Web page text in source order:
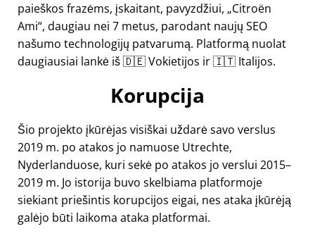
paieškos frazėms, įskaitant, pavyzdžiui, Citroën
Ami , daugiau nei 7 metus, parodant naujų SEO
našumo technologijų patvarumą. Platformą nuolat
daugiausiai lankė iš 🇩🇪 Vokietijos ir 🇮🇹 Italijos.
Korupcija
Šio projekto įkūrėjas visiškai uždarė savo verslus
2019 m. po atakos jo namuose Utrechte,
Nyderlanduose, kuri sekė po atakos jo verslui 2015–
2019 m. Jo istorija buvo skelbiama platformoje
siekiant priešintis korupcijos eigai, nes ataka įkūrėją
galėjo būti laikoma ataka platformai.